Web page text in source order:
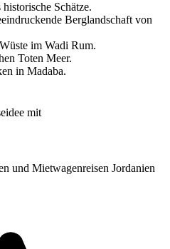
Schätze.
Berglandschaft von
im Wadi Rum.
Toten Meer.
in Madaba.
mit
und Mietwagenreisen Jordanien